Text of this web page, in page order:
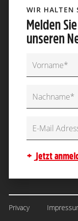
WIR HALTEN
Melden
unseren
jetzt
Privacy